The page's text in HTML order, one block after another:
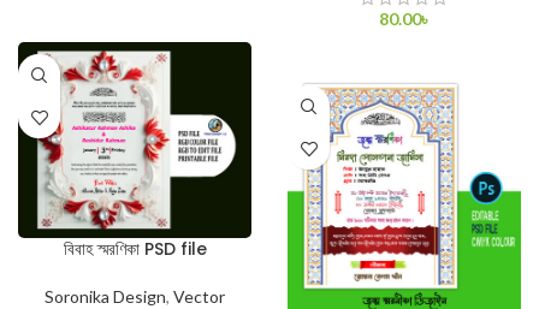
80.00৳
বিবাহ স্মরণিকা PSD file
Soronika Design, Vector